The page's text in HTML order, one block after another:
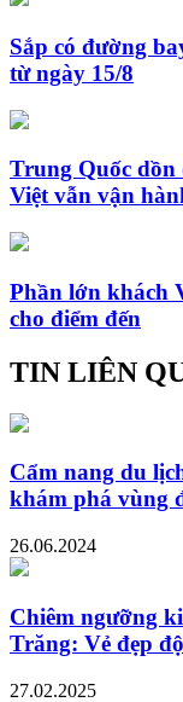
Sắp có đường
từ ngày 15/8
Trung Quốc
Việt vẫn vận
Phần lớn khách
cho điểm đến
TIN LIÊN
Cẩm nang du
khám phá vùng
26.06.2024
Chiêm ngưỡng
Trăng: Vẻ đẹp
27.02.2025